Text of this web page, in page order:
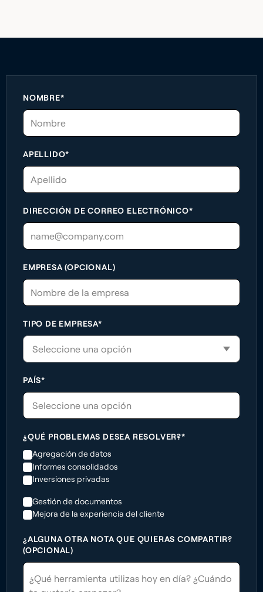
NOMBRE*
APELLIDO*
DIRECCIÓN DE CORREO ELECTRÓNICO*
EMPRESA (OPCIONAL)
TIPO DE EMPRESA*
PAÍS*
Seleccione una opción
¿QUÉ PROBLEMAS DESEA RESOLVER?*
Agregación de datos
Informes consolidados
Inversiones privadas
Gestión de documentos
Mejora de la experiencia del cliente
¿ALGUNA OTRA NOTA QUE QUIERAS COMPARTIR?
(OPCIONAL)